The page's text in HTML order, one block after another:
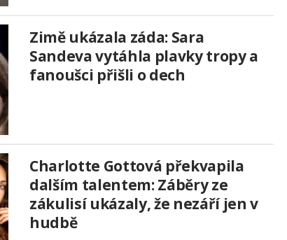
Zimě ukázala záda: Sara
Sandeva vytáhla plavky tropy a
fanoušci přišli o dech
Charlotte Gottová překvapila
dalším talentem: Záběry ze
zákulisí ukázaly, že nezáří jen v
hudbě